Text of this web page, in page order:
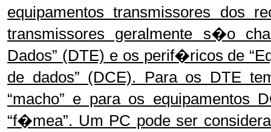
equipamentos transmissores dos
transmissores geralmente s�o
Dados” (DTE) e os perif�ricos de
de dados” (DCE). Para os DTE
“macho” e para os equipamentos
“f�mea”. Um PC pode ser